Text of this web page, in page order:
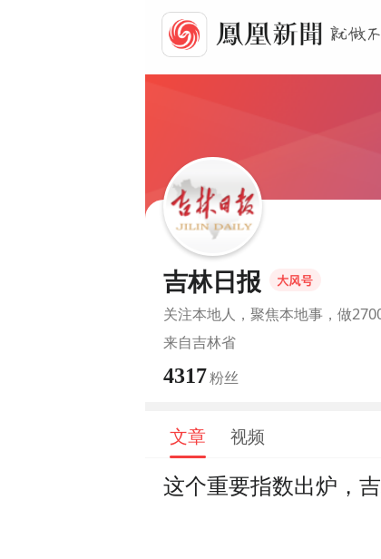
吉林日报
关注本地人，聚焦本地事，做
来自吉林省
4317粉丝
文章 视频
这个重要指数出炉，